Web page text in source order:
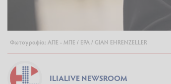
Φωτογραφία: ΑΠΕ - ΜΠΕ / EPA / GIAN EHRENZELLER
ILIALIVE NEWSROOM